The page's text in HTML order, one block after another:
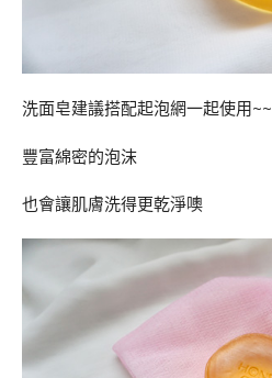
洗面皂建議搭配起泡網一起使用~~
豐富綿密的泡沫
也會讓肌膚洗得更乾淨噢